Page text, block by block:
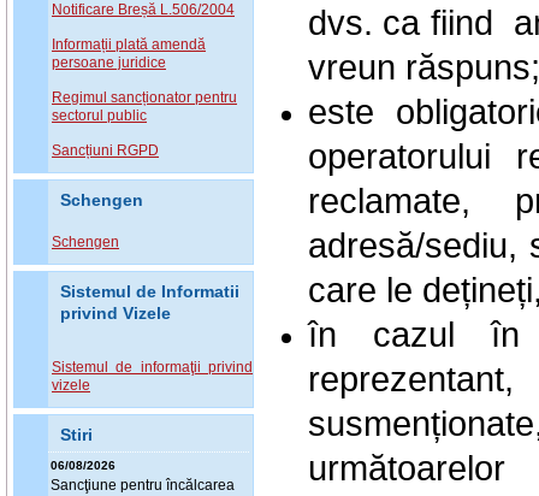
Notificare Breșă L.506/2004
Informații plată amendă
persoane juridice
Regimul sancționator pentru
sectorul public
Sancțiuni RGPD
Schengen
Schengen
Sistemul de Informatii
privind Vizele
Sistemul de informaţii privind
vizele
Stiri
06/08/2026
Sancţiune pentru încălcarea
dvs. ca fiind
vreun răspuns;
este
operatorului
reclamate,
adresă/sediu,
care le
în cazul în